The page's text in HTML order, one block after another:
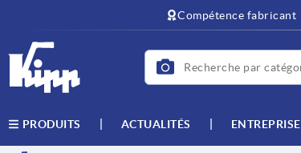
Compétence fabricant
PRODUITS ACTUALITÉS ENTREPRISE